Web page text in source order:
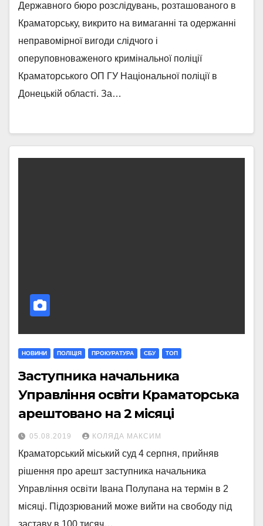
Державного бюро розслідувань, розташованого в
Краматорську, викрито на вимаганні та одержанні
неправомірної вигоди слідчого і
оперуповноваженого кримінальної поліції
Краматорського ОП ГУ Національної поліції в
Донецькій області. За…
НОВИНИ ПОЛІЦІЯ ПРОКУРАТУРА СБУ ТОП
Заступника начальника
Управління освіти Краматорська
арештовано на 2 місяці
05.08.2019 КОЛЯДА МАКСИМ
Краматорський міський суд 4 серпня, прийняв
рішення про арешт заступника начальника
Управління освіти Івана Полупана на термін в 2
місяці. Підозрюваний може вийти на свободу під
заставу в 100 тисяч…